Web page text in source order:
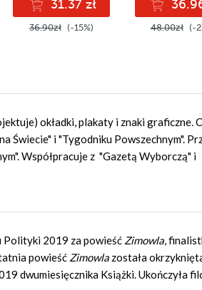
31.37 zł
36.90zł (-15%) 48.00zł (-
okładki, plakaty i znaki graficzne.
Świecie" i "Tygodniku Powszechnym".
Współpracuje z "Gazetą Wyborczą" i
Polityki 2019 za powieść Zimowla,
powieść Zimowla została
dwumiesięcznika Książki. Ukończyła